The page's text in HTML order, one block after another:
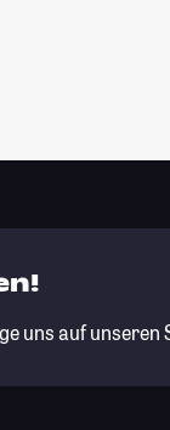
uns auf unseren